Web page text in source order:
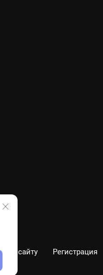
по сайту Регистрация